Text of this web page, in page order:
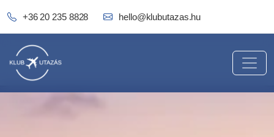
+36 20 235 8828 hello@klubutazas.hu